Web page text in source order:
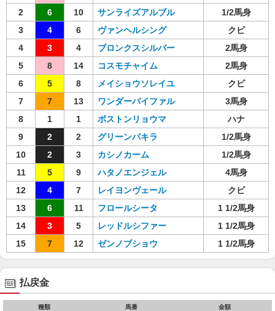
2
6 10 サンライズアルブル
1/2馬身
3
4 6 ヴァンヘルシング
クビ
4
3 4 ブロンクスシルバー
2馬身
5
8 14 コスモチャイム
2馬身
6
5 8 メイショウソレイユ
クビ
7
7 13 ワンダーバイファル
3馬身
8
1 1 ボストンリョウマ
ハナ
9
2 2 グリーンパキラ
1/2馬身
10
2 3 カシノカーム
1/2馬身
11
5 9 ハタノエンジェル
4馬身
12
4 7 レイヨンヴェール
クビ
13
6 11 フロールシータ
1 1/2馬身
14
3 5 レッドルシファー
1 1/2馬身
15
7 12 ゼンノブショウ 1 1/2馬身
払戻金
種類 馬番 金額